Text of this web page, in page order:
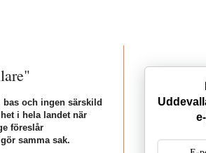
och ingen särskild
i hela landet när
föreslår
samma sak.